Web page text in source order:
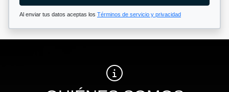
Al enviar tus datos aceptas los Términos de servicio y privacidad